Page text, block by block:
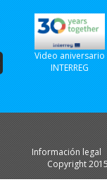
Video aniversario
INTERREG
Información legal
Copyright